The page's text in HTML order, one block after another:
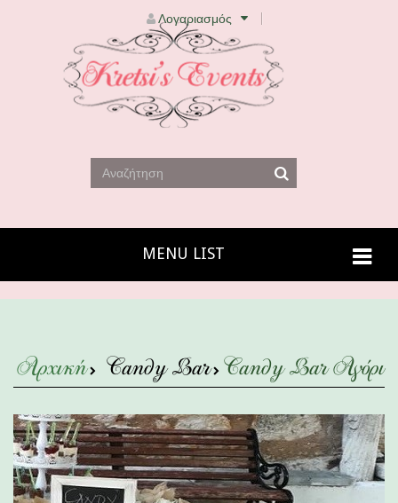
Λογαριασμός
MENU LIST
Αρχική Candy Bar Candy Bar Αγόρι